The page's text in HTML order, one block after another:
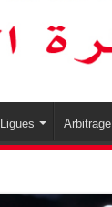
Ligues Arbitrage